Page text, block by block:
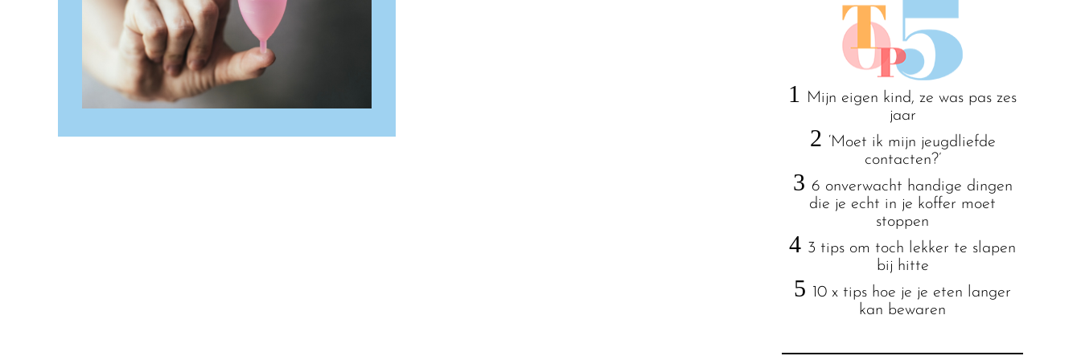
1
Mijn eigen kind, ze was pas zes
jaar
2 ‘Moet ik mijn jeugdliefde
contacten?’
3 6 onverwacht handige dingen
die je echt in je koffer moet
stoppen
4 3 tips om toch lekker te slapen
bij hitte
5 10 x tips hoe je je eten langer
kan bewaren